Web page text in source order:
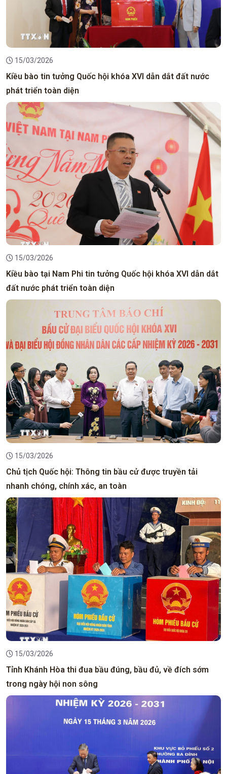
15/03/2026
Kiều bào tin tưởng Quốc hội khóa XVI dẫn dắt đất nước
phát triển toàn diện
15/03/2026
Kiều bào tại Nam Phi tin tưởng Quốc hội khóa XVI dẫn dắt
đất nước phát triển toàn diện
15/03/2026
Chủ tịch Quốc hội: Thông tin bầu cử được truyền tải
nhanh chóng, chính xác, an toàn
15/03/2026
Tỉnh Khánh Hòa thi đua bầu đúng, bầu đủ, về đích sớm
trong ngày hội non sông